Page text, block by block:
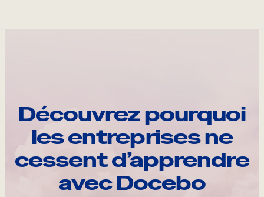
Découvrez pourquoi
les entreprises ne
cessent d’apprendre
avec Docebo